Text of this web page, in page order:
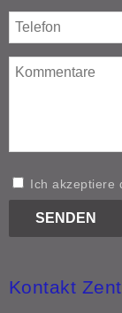
Ich akzeptiere
Kontakt